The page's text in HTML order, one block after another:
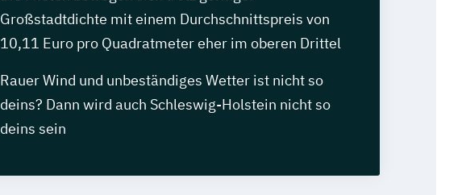
Großstadtdichte mit einem Durchschnittspreis von
10,11 Euro pro Quadratmeter eher im oberen Drittel
Rauer Wind und unbeständiges Wetter ist nicht so
deins? Dann wird auch Schleswig-Holstein nicht so
deins sein